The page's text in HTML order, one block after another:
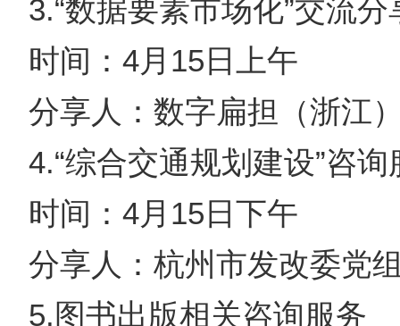
3.“数据要素市场化”交流分
时间：4月15日上午
分享人：数字扁担（浙江
4.“综合交通规划建设”咨询
时间：4月15日下午
分享人：杭州市发改委党
5.图书出版相关咨询服务